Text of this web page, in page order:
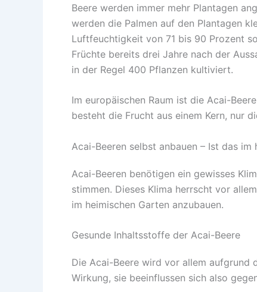
Beere werden immer mehr Plantagen
werden die Palmen auf den Plantagen
Luftfeuchtigkeit von 71 bis 90 Prozent
Früchte bereits drei Jahre nach der
in der Regel 400 Pflanzen kultiviert.
Im europäischen Raum ist die Acai-
besteht die Frucht aus einem Kern, nur
Acai-Beeren selbst anbauen – Ist das
Acai-Beeren benötigen ein gewisses
stimmen. Dieses Klima herrscht vor
im heimischen Garten anzubauen.
Gesunde Inhaltsstoffe der Acai-Beere
Die Acai-Beere wird vor allem aufgrund
Wirkung, sie beeinflussen sich also